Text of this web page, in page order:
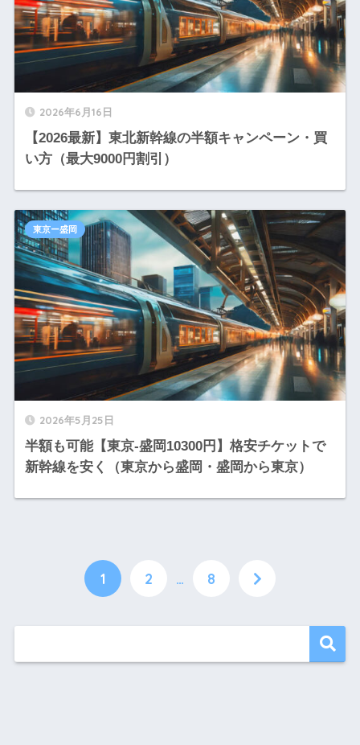
2026年6月16日
【2026最新】東北新幹線の半額キャンペーン・買
い方（最大9000円割引）
2026年5月25日
半額も可能【東京-盛岡10300円】格安チケットで
新幹線を安く（東京から盛岡・盛岡から東京）
東京ー盛岡
1 2 … 8